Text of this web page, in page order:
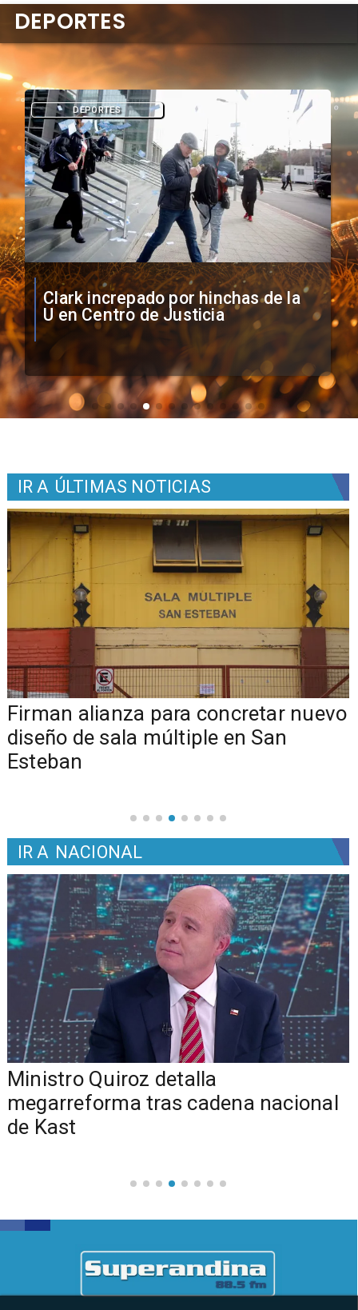
Vozinha firma contrato con Colo
Colo como nuevo arquero
DEPORTES
DEPORTES
IR A ÚLTIMAS NOTICIAS
​​Firman alianza para concretar nuevo
diseño de sala múltiple en San
Esteban
IR A NACIONAL
Ministro Quiroz detalla
megarreforma tras cadena nacional
de Kast